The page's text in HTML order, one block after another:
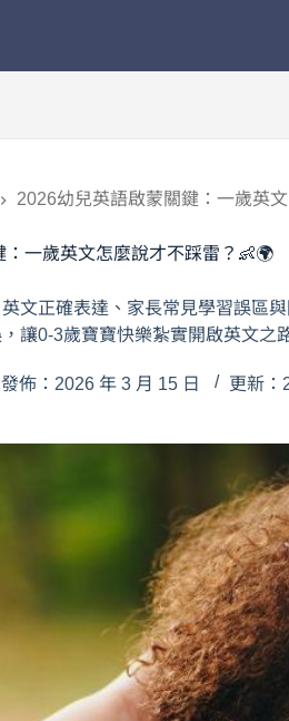
2026幼兒英語啟蒙關鍵：一歲英
一歲英文怎麼說才不踩雷？👶🌍
文正確表達、家長常見學習誤區
讓0-3歲寶寶快樂紮實開啟英文之
發佈：2026 年 3 月 15 日 更新：